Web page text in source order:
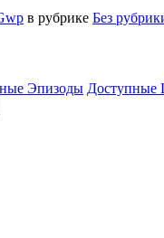
в рубрике Без
Эпизоды Доступные